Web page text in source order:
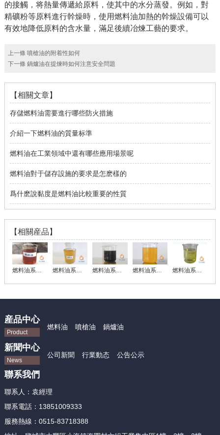
的接觸，将熱量傳遞給原料，使其中的水分蒸發。例如，對
精礦粉等原料進行幹燥時，使用燃料油加熱的幹燥設備可以
有效地降低原料的含水量，滿足後續冶煉工藝的要求。
上一條 噴槍油的附着性如何
下一條 鍋爐油在提煉時如何注意安全問題
【相關文章】
存儲燃料油需要進行哪些防火措施
介紹一下燃料油的質量标準
燃料油在工業領域中還有哪些應用場景呢
燃料油對于儲存設施的要求是怎麽樣的
爲什麽說黏度是燃料油比較重要的性質
【相關産品】
燃料油系列0003 燃料油系列0004 燃料油系列0005 燃料油系列0006 燃料油系列0007
産品中心
Product
燃料油 噴槍油 鍋爐油
新聞中心
News
公司新聞 行業動态 公告公示
聯系我們
聯系人： 袁經理
聯系電話： 13851009333
服務熱線： 0515-83718388